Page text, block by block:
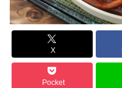
X
Pocket